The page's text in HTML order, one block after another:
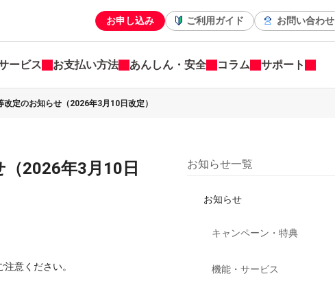
お申し込み ご利用ガイド お問い合わせ
ービス お支払い方法 あんしん・安全 コラム サポート
改定のお知らせ（2026年3月10日改定）
（2026年3月10日
意ください。
お知らせ一覧
お知らせ
キャンペーン・特典
機能・サービス